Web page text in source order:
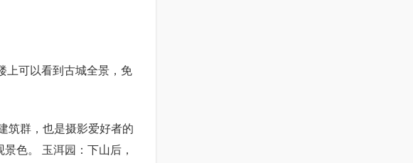
上可以看到古城全景，免
筑群，也是摄影爱好者的
色。 玉洱园：下山后，